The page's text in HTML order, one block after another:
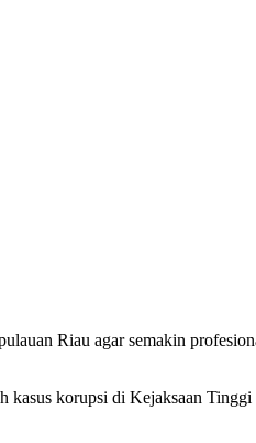
Riau agar semakin
kasus korupsi di Kejaksaan